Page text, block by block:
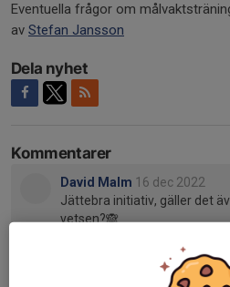
Eventuella frågor om
av Stefan Jansson
Dela nyhet
Kommentarer
David Malm 16 dec 2022
Jättebra initiativ, gäller det
vetsen?🙈
16 dec 2022
Det gäller givetvis